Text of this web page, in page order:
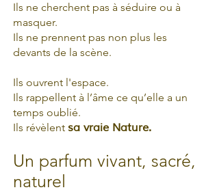
Ils ne cherchent pas à séduire ou à
masquer.
Ils ne prennent pas non plus les
devants de la scène.
Ils ouvrent l'espace.
Ils rappellent à l’âme ce qu’elle a un
temps oublié.
Ils révèlent sa vraie Nature.
Un parfum vivant, sacré,
naturel